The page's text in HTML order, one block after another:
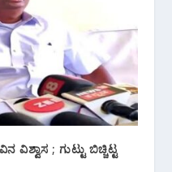
ವಿಶ್ವಾಸ ; ಗುಟ್ಟು ಬಿಚ್ಚಿಟ್ಟ